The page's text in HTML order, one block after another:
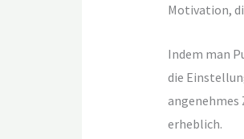
Motivation,
Indem man
die
angenehmes
erheblich.